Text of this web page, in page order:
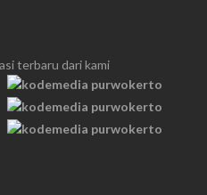
terbaru dari kami